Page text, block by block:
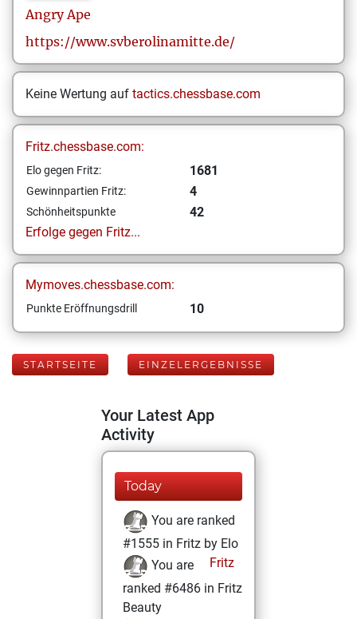
Angry Ape
https://www.svberolinamitte.de/
Keine Wertung auf tactics.chessbase.com
Fritz.chessbase.com:
Elo gegen Fritz: 1681
Gewinnpartien Fritz: 4
Schönheitspunkte
42
Erfolge gegen Fritz...
Mymoves.chessbase.com:
Punkte Eröffnungsdrill 10
STARTSEITE EINZELERGEBNISSE
Your Latest App
Activity
Today
You are ranked
#1555 in Fritz by Elo
Fritz
You are
ranked #6486 in Fritz
Beauty